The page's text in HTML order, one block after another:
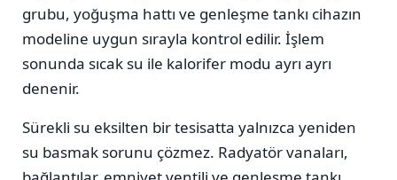
grubu, yoğuşma hattı ve genleşme tankı cihazın
modeline uygun sırayla kontrol edilir. İşlem
sonunda sıcak su ile kalorifer modu ayrı ayrı
denenir.
Sürekli su eksilten bir tesisatta yalnızca yeniden
su basmak sorunu çözmez. Radyatör vanaları,